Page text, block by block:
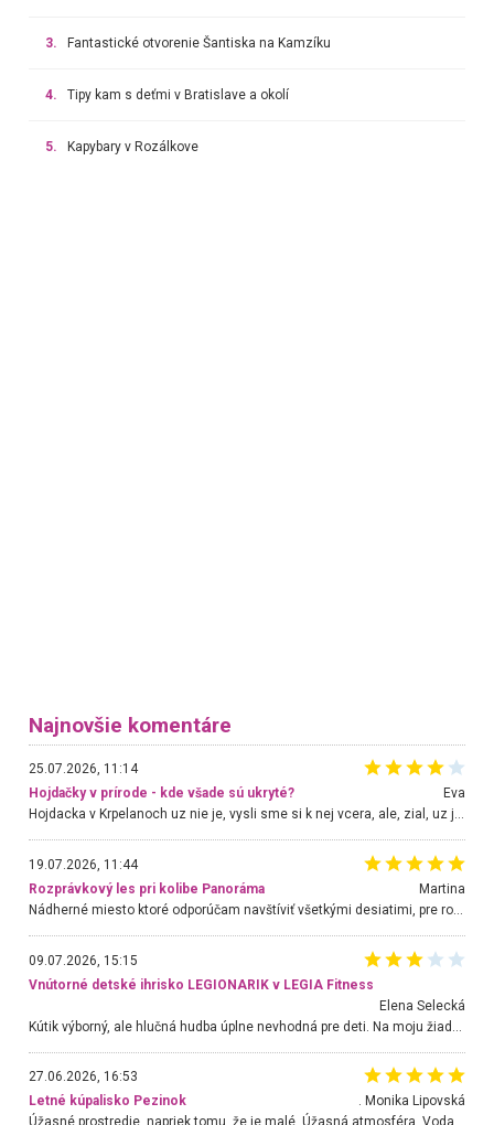
3. Fantastické otvorenie Šantiska na Kamzíku
4. Tipy kam s deťmi v Bratislave a okolí
5. Kapybary v Rozálkove
Najnovšie komentáre
25.07.2026, 11:14
Hojdačky v prírode - kde všade sú ukryté?
Eva
Hojdacka v Krpelanoch uz nie je, vysli sme si k nej vcera, ale, zial, uz je znicena. Ak sem planujete cestu len kvoli hojdacke, mozete si ju usetrit. Krasny vyhlad je tu vsak aj bez hojdacky :-)
19.07.2026, 11:44
Rozprávkový les pri kolibe Panoráma
Martina
Nádherné miesto ktoré odporúčam navštíviť všetkými desiatimi, pre rodiny s deťmi, dôchodcom... Proste a jednoducho ozaj rozprávkový les.. určite ešte prídeme. Odniesli sme si na pamiatku krásne tričká,
09.07.2026, 15:15
Vnútorné detské ihrisko LEGIONARIK v LEGIA Fitness
Elena Selecká
27.06.2026, 16:53
Letné kúpalisko Pezinok
. Monika Lipovská